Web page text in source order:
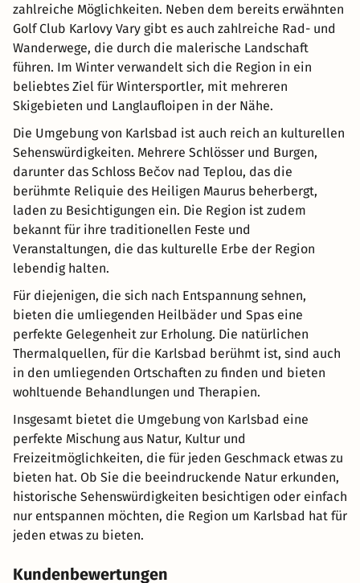
zahlreiche Möglichkeiten. Neben dem bereits erwähnten
Golf Club Karlovy Vary gibt es auch zahlreiche Rad- und
Wanderwege, die durch die malerische Landschaft
führen. Im Winter verwandelt sich die Region in ein
beliebtes Ziel für Wintersportler, mit mehreren
Skigebieten und Langlaufloipen in der Nähe.
Die Umgebung von Karlsbad ist auch reich an kulturellen
Sehenswürdigkeiten. Mehrere Schlösser und Burgen,
darunter das Schloss Bečov nad Teplou, das die
berühmte Reliquie des Heiligen Maurus beherbergt,
laden zu Besichtigungen ein. Die Region ist zudem
bekannt für ihre traditionellen Feste und
Veranstaltungen, die das kulturelle Erbe der Region
lebendig halten.
Für diejenigen, die sich nach Entspannung sehnen,
bieten die umliegenden Heilbäder und Spas eine
perfekte Gelegenheit zur Erholung. Die natürlichen
Thermalquellen, für die Karlsbad berühmt ist, sind auch
in den umliegenden Ortschaften zu finden und bieten
wohltuende Behandlungen und Therapien.
Insgesamt bietet die Umgebung von Karlsbad eine
perfekte Mischung aus Natur, Kultur und
Freizeitmöglichkeiten, die für jeden Geschmack etwas zu
bieten hat. Ob Sie die beeindruckende Natur erkunden,
historische Sehenswürdigkeiten besichtigen oder einfach
nur entspannen möchten, die Region um Karlsbad hat für
jeden etwas zu bieten.
Kundenbewertungen